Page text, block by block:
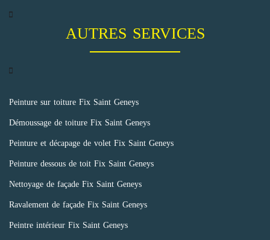
AUTRES SERVICES
Peinture sur toiture Fix Saint Geneys
Démoussage de toiture Fix Saint Geneys
Peinture et décapage de volet Fix Saint Geneys
Peinture dessous de toit Fix Saint Geneys
Nettoyage de façade Fix Saint Geneys
Ravalement de façade Fix Saint Geneys
Peintre intérieur Fix Saint Geneys